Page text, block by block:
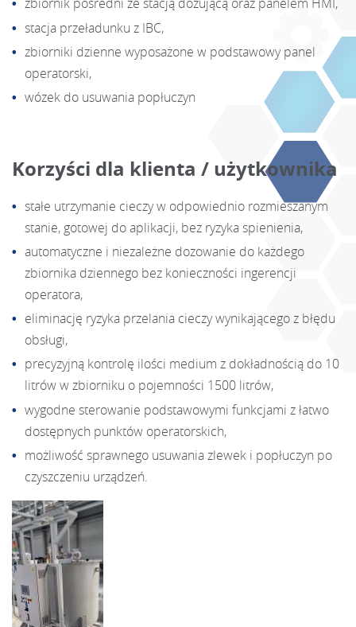
zbiornik pośredni ze stacją dozującą oraz panelem HMI,
stacja przeładunku z IBC,
zbiorniki dzienne wyposażone w podstawowy panel
operatorski,
wózek do usuwania popłuczyn
Korzyści dla klienta / użytkownika
stałe utrzymanie cieczy w odpowiednio rozmieszanym
stanie, gotowej do aplikacji, bez ryzyka spienienia,
automatyczne i niezależne dozowanie do każdego
zbiornika dziennego bez konieczności ingerencji
operatora,
eliminację ryzyka przelania cieczy wynikającego z błędu
obsługi,
precyzyjną kontrolę ilości medium z dokładnością do 10
litrów w zbiorniku o pojemności 1500 litrów,
wygodne sterowanie podstawowymi funkcjami z łatwo
dostępnych punktów operatorskich,
możliwość sprawnego usuwania zlewek i popłuczyn po
czyszczeniu urządzeń.